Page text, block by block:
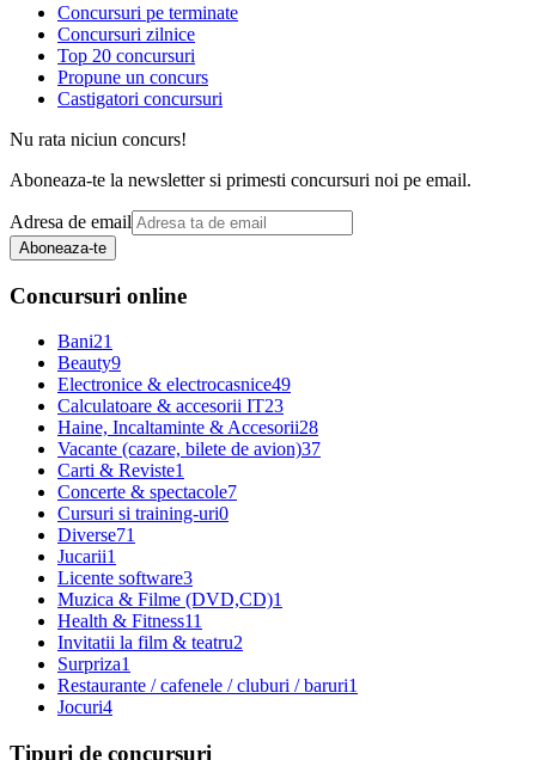
Concursuri pe terminate
Concursuri zilnice
Top 20 concursuri
Propune un concurs
Castigatori concursuri
Nu rata niciun concurs!
Aboneaza-te la newsletter si primesti concursuri noi pe email.
Adresa de email
Aboneaza-te
Concursuri online
Bani21
Beauty9
Electronice & electrocasnice49
Calculatoare & accesorii IT23
Haine, Incaltaminte & Accesorii28
Vacante (cazare, bilete de avion)37
Carti & Reviste1
Concerte & spectacole7
Cursuri si training-uri0
Diverse71
Jucarii1
Licente software3
Muzica & Filme (DVD,CD)1
Health & Fitness11
Invitatii la film & teatru2
Surpriza1
Restaurante / cafenele / cluburi / baruri1
Jocuri4
Tipuri de concursuri